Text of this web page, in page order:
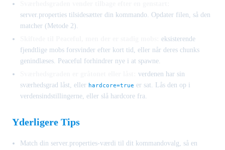
server.properties tilsidesætter din kommando. Opdater filen, så den
matcher (Metode 2).
eksisterende
fjendtlige mobs forsvinder efter kort tid, eller når deres chunks
genindlæses. Peaceful forhindrer nye i at spawne.
verdenen har sin
sværhedsgrad låst, eller hardcore=true er sat. Lås den op i
verdensindstillingerne, eller slå hardcore fra.
Yderligere Tips
Match din server.properties-værdi til dit kommandovalg, så en